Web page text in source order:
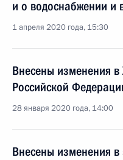
и о водоснабжении и
1 апреля 2020 года, 15:30
Внесены изменения
Российской
28 января 2020 года, 14:00
Внесены изменения в